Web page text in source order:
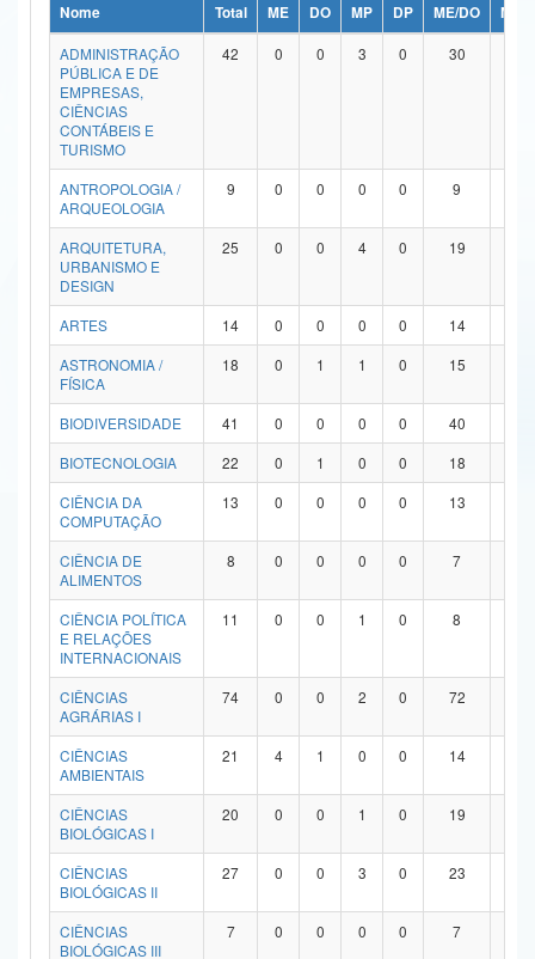
Ministério da Ciência, Tecnologia, Inovações e Comunicações
Ministério do Meio Ambiente
Ministério do Turismo
Ministério do Desenvolvimento Regional
Controladoria-Geral da União
Ministério da Mulher, da Família e dos Direitos Humanos
Secretaria de Governo
Advocacia-Geral da União
Banco Central do Brasil
Nome Total ME DO MP DP ME/DO
MP/
ADMINISTRAÇÃO
PÚBLICA E DE
EMPRESAS,
CIÊNCIAS
CONTÁBEIS E
TURISMO
42 0 0 3 0 30
ANTROPOLOGIA /
ARQUEOLOGIA
9 0 0 0 0 9
ARQUITETURA,
URBANISMO E
DESIGN
25 0 0 4 0 19
ARTES 14 0 0 0 0 14
ASTRONOMIA /
FÍSICA
18 0 1 1 0 15
BIODIVERSIDADE 41 0 0 0 0 40
BIOTECNOLOGIA
22 0 1 0 0 18
CIÊNCIA DA
COMPUTAÇÃO
13 0 0 0 0 13
CIÊNCIA DE
ALIMENTOS
8 0 0 0 0 7
CIÊNCIA POLÍTICA
E RELAÇÕES
INTERNACIONAIS
11 0 0 1 0 8
CIÊNCIAS
AGRÁRIAS I
74 0 0 2 0 72
CIÊNCIAS
AMBIENTAIS
21 4 1 0 0 14
CIÊNCIAS
BIOLÓGICAS I
20 0 0 1 0 19
CIÊNCIAS
BIOLÓGICAS II
27 0 0 3 0 23
CIÊNCIAS
BIOLÓGICAS III
7 0 0 0 0 7